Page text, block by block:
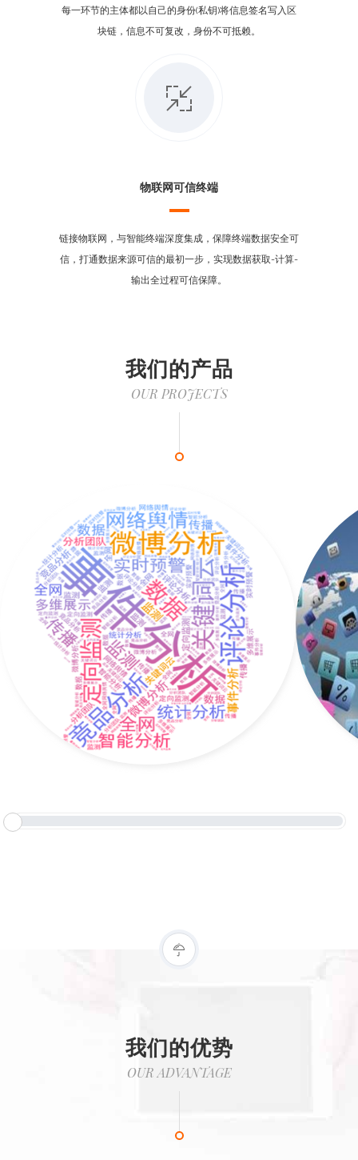
每一环节的主体都以自己的身份(私钥)将信息签名写入区
块链，信息不可复改，身份不可抵赖。
物联网可信终端
链接物联网，与智能终端深度集成，保障终端数据安全可
信，打通数据来源可信的最初一步，实现数据获取-计算-
输出全过程可信保障。
我们的产品
OUR PROJECTS
我们的优势
OUR ADVANTAGE